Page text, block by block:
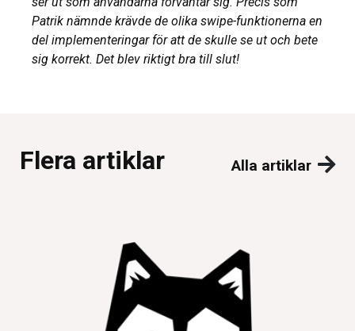
Patrik nämnde krävde de olika swipe-funktionerna en
del implementeringar för att de skulle se ut och bete
sig korrekt. Det blev riktigt bra till slut!
Flera artiklar Alla artiklar